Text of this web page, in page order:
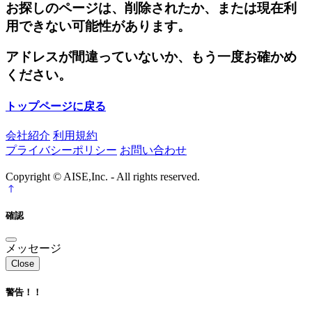
お探しのページは、削除されたか、または現在利
用できない可能性があります。
アドレスが間違っていないか、もう一度お確かめ
ください。
トップページに戻る
会社紹介 利用規約
プライバシーポリシー お問い合わせ
Copyright © AISE,Inc. - All rights reserved.
確認
メッセージ
Close
警告！！